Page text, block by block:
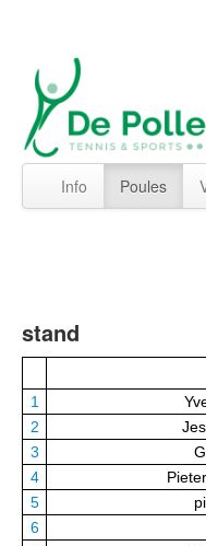
Info Poules
stand
1
2
3
4
5
6